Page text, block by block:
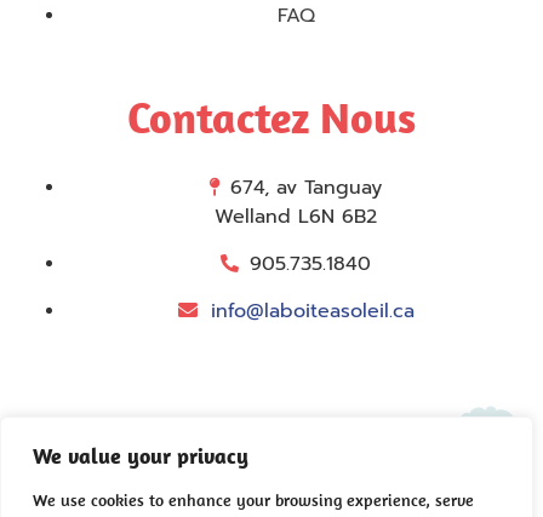
We value your privacy
We use cookies to enhance your browsing experience, serve
FAQ
Contactez Nous
674, av Tanguay
Welland L6N 6B2
905.735.1840
info@laboiteasoleil.ca